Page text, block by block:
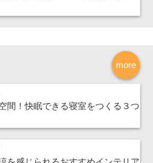
more
間！快眠できる寝室をつくる３つ